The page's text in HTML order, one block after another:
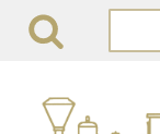
content